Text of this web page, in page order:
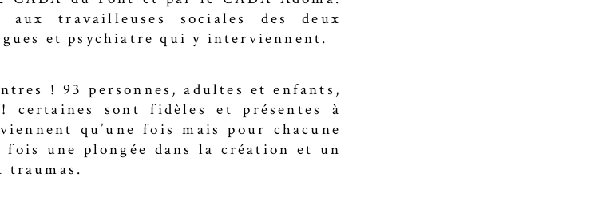
travailleuses sociales des deux
et psychiatre qui y interviennent.
! 93 personnes, adultes et enfants,
sont fidèles et présentes à
qu’une fois mais pour chacune
fois une plongée dans la création et un
traumas.